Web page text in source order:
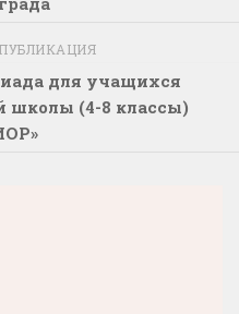
для учащихся
школы (4-8 классы)